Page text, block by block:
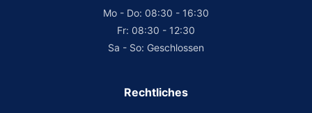
Mo - Do: 08:30 - 16:30
Fr: 08:30 - 12:30
Sa - So: Geschlossen
Rechtliches